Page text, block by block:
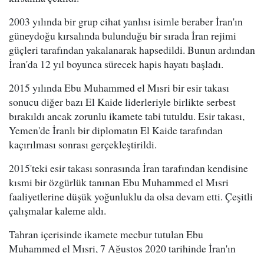
2003 yılında bir grup cihat yanlısı isimle beraber İran'ın
güneydoğu kırsalında bulunduğu bir sırada İran rejimi
güçleri tarafından yakalanarak hapsedildi. Bunun ardından
İran'da 12 yıl boyunca sürecek hapis hayatı başladı.
2015 yılında Ebu Muhammed el Mısri bir esir takası
sonucu diğer bazı El Kaide liderleriyle birlikte serbest
bırakıldı ancak zorunlu ikamete tabi tutuldu. Esir takası,
Yemen'de İranlı bir diplomatın El Kaide tarafından
kaçırılması sonrası gerçekleştirildi.
2015'teki esir takası sonrasında İran tarafından kendisine
kısmi bir özgürlük tanınan Ebu Muhammed el Mısri
faaliyetlerine düşük yoğunluklu da olsa devam etti. Çeşitli
çalışmalar kaleme aldı.
Tahran içerisinde ikamete mecbur tutulan Ebu
Muhammed el Mısri, 7 Ağustos 2020 tarihinde İran'ın